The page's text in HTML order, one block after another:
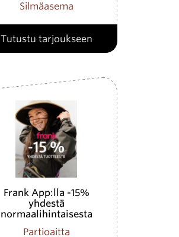
Silmäasema
Tutustu tarjoukseen
Frank App:lla -15%
yhdestä
normaalihintaisesta
Partioaitta